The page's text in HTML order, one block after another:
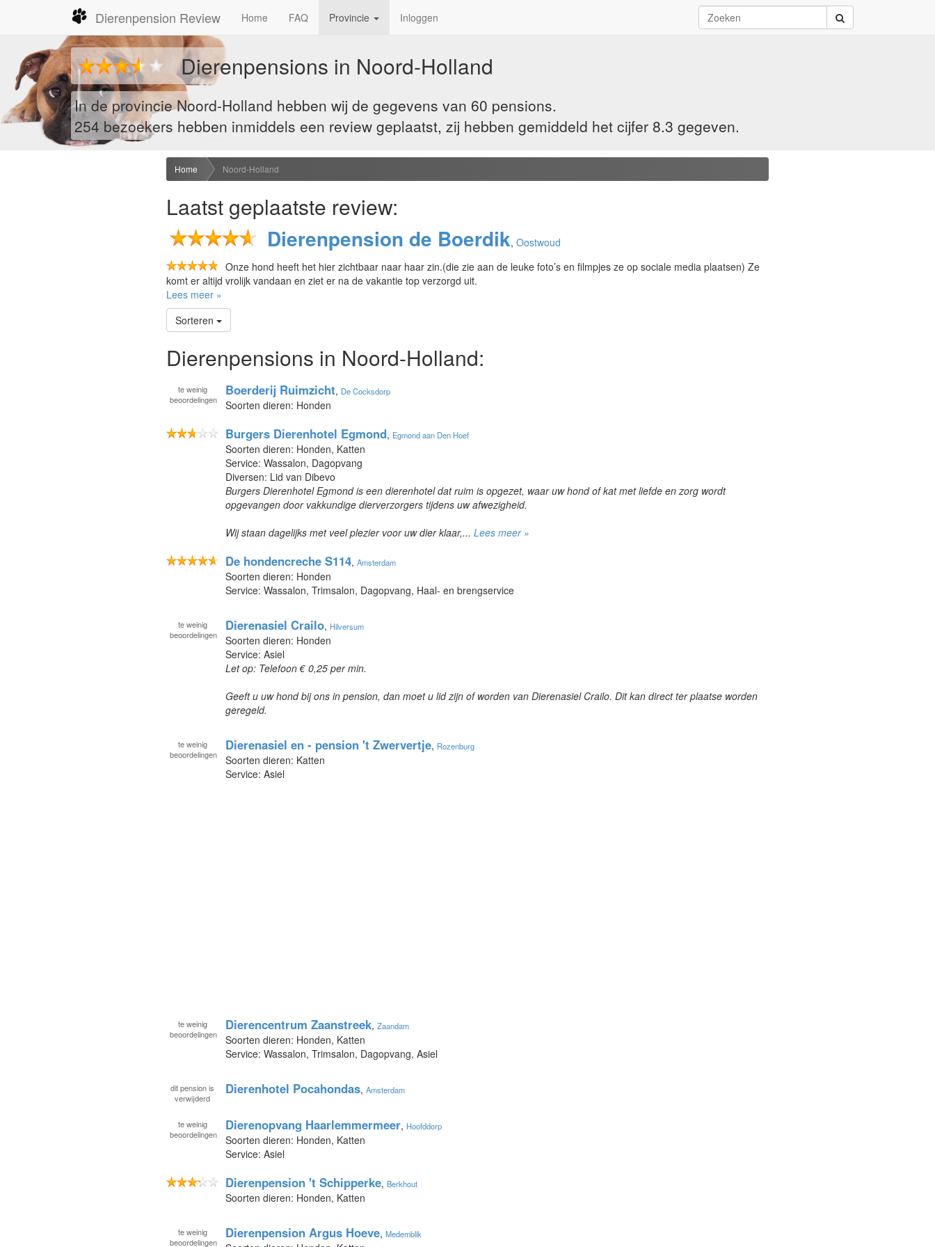
Dierenpension Review Home FAQ Provincie Inloggen
Dierenpensions in Noord-Holland
In de provincie Noord-Holland hebben wij de gegevens van 60 pensions.
254 bezoekers hebben inmiddels een review geplaatst, zij hebben gemiddeld het cijfer 8.3 gegeven.
Home Noord-Holland
Laatst geplaatste review:
Dierenpension de Boerdik, Oostwoud
Onze hond heeft het hier zichtbaar naar haar zin.(die zie aan de leuke foto’s en filmpjes ze op sociale media plaatsen) Ze
komt er altijd vrolijk vandaan en ziet er na de vakantie top verzorgd uit.
Lees meer »
Sorteren
Dierenpensions in Noord-Holland:
te weinig
beoordelingen
Boerderij Ruimzicht, De Cocksdorp
Soorten dieren: Honden
Burgers Dierenhotel Egmond, Egmond aan Den Hoef
Soorten dieren: Honden, Katten
Service: Wassalon, Dagopvang
Diversen: Lid van Dibevo
Burgers Dierenhotel Egmond is een dierenhotel dat ruim is opgezet, waar uw hond of kat met liefde en zorg wordt
opgevangen door vakkundige dierverzorgers tijdens uw afwezigheid.
Wij staan dagelijks met veel plezier voor uw dier klaar,... Lees meer »
De hondencreche S114, Amsterdam
Soorten dieren: Honden
Service: Wassalon, Trimsalon, Dagopvang, Haal- en brengservice
te weinig
beoordelingen
Dierenasiel Crailo, Hilversum
Soorten dieren: Honden
Service: Asiel
Let op: Telefoon € 0,25 per min.
Geeft u uw hond bij ons in pension, dan moet u lid zijn of worden van Dierenasiel Crailo. Dit kan direct ter plaatse worden
geregeld.
te weinig
beoordelingen
Dierenasiel en - pension 't Zwervertje, Rozenburg
Soorten dieren: Katten
Service: Asiel
te weinig
beoordelingen
Dierencentrum Zaanstreek, Zaandam
Soorten dieren: Honden, Katten
Service: Wassalon, Trimsalon, Dagopvang, Asiel
dit pension is
verwijderd
Dierenhotel Pocahondas, Amsterdam
te weinig
beoordelingen
Dierenopvang Haarlemmermeer, Hoofddorp
Soorten dieren: Honden, Katten
Service: Asiel
Dierenpension 't Schipperke, Berkhout
Soorten dieren: Honden, Katten
te weinig
beoordelingen
Dierenpension Argus Hoeve, Medemblik